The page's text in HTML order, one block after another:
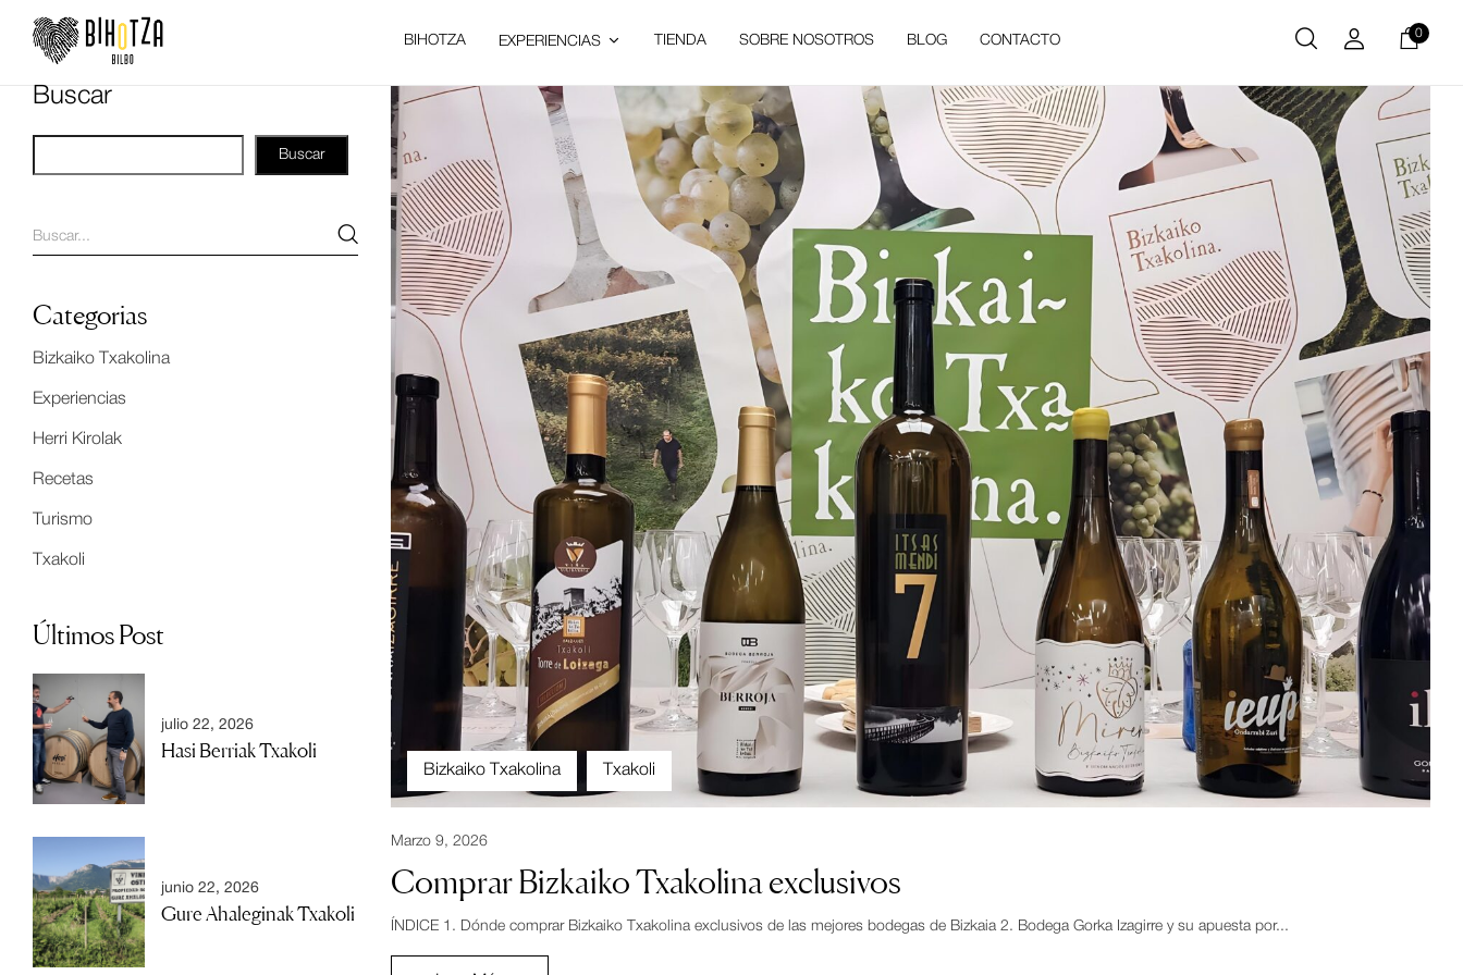
BIHOTZA EXPERIENCIAS TIENDA SOBRE NOSOTROS BLOG CONTACTO
0
Buscar
Buscar
Categorias
Bizkaiko Txakolina
Experiencias
Herri Kirolak
Recetas
Turismo
Txakoli
Últimos Post
julio 22, 2026
Hasi Berriak Txakoli
junio 22, 2026
Gure Ahaleginak Txakoli
Bizkaiko Txakolina Txakoli
Marzo 9, 2026
Comprar Bizkaiko Txakolina exclusivos
ÍNDICE 1. Dónde comprar Bizkaiko Txakolina exclusivos de las mejores bodegas de Bizkaia 2. Bodega Gorka Izagirre y su apuesta por...